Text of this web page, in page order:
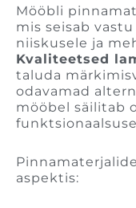
Mööbli
mis seisab
niiskusele ja
Kvaliteetsed
taluda
odavamad
mööbel säilitab
aspektis: